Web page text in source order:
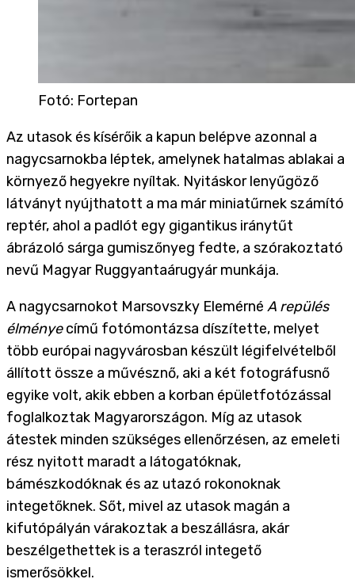
Fotó: Fortepan
Az utasok és kísérőik a kapun belépve azonnal a
nagycsarnokba léptek, amelynek hatalmas ablakai a
környező hegyekre nyíltak. Nyitáskor lenyűgöző
látványt nyújthatott a ma már miniatűrnek számító
reptér, ahol a padlót egy gigantikus iránytűt
ábrázoló sárga gumiszőnyeg fedte, a szórakoztató
nevű Magyar Ruggyantaárugyár munkája.
A nagycsarnokot Marsovszky Elemérné A repülés
élményecímű fotómontázsa díszítette, melyet
több európai nagyvárosban készült légifelvételből
állított össze a művésznő, aki a két fotográfusnő
egyike volt, akik ebben a korban épületfotózással
foglalkoztak Magyarországon. Míg az utasok
átestek minden szükséges ellenőrzésen, az emeleti
rész nyitott maradt a látogatóknak,
bámészkodóknak és az utazó rokonoknak
integetőknek. Sőt, mivel az utasok magán a
kifutópályán várakoztak a beszállásra, akár
beszélgethettek is a teraszról integető
ismerősökkel.